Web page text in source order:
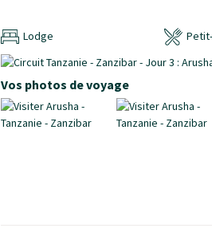
Lodge
Vos photos de voyage